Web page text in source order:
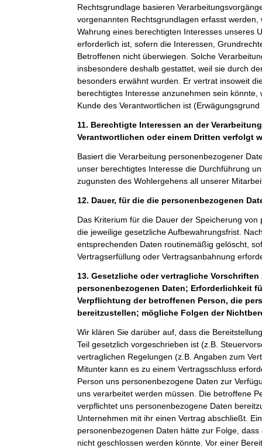
Rechtsgrundlage basieren
vorgenannten Rechtsgrundlagen erfasst werden,
Wahrung eines berechtigten Interesses unseres
erforderlich ist, sofern die Interessen,
Betroffenen nicht überwiegen. Solche
insbesondere deshalb gestattet, weil sie durch
besonders erwähnt wurden. Er vertrat insoweit
berechtigtes Interesse anzunehmen sein
Kunde des Verantwortlichen ist
11. Berechtigte Interessen an der
Verantwortlichen oder einem Dritten verfolgt
Basiert die Verarbeitung personenbezogener
unser berechtigtes Interesse die Durchführung
zugunsten des Wohlergehens all unserer
12. Dauer, für die die personenbezogenen
Das Kriterium für die Dauer der Speicherung
die jeweilige gesetzliche Aufbewahrungsfrist.
entsprechenden Daten routinemäßig gelöscht,
Vertragserfüllung oder Vertragsanbahnung
13. Gesetzliche oder vertragliche
personenbezogenen Daten; Erforderlichkeit
Verpflichtung der betroffenen Person, die
bereitzustellen; mögliche Folgen der
Wir klären Sie darüber auf, dass die
Teil gesetzlich vorgeschrieben ist (z.B.
vertraglichen Regelungen (z.B. Angaben zum
Mitunter kann es zu einem Vertragsschluss
Person uns personenbezogene Daten zur
uns verarbeitet werden müssen. Die betroffene
verpflichtet uns personenbezogene Daten
Unternehmen mit ihr einen Vertrag abschließt.
personenbezogenen Daten hätte zur Folge,
nicht geschlossen werden könnte. Vor einer